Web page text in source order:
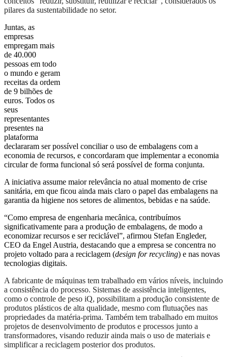
pilares da sustentabilidade no setor.
Juntas, as
empresas
empregam mais
de 40.000
pessoas em todo
o mundo e geram
receitas da ordem
de 9 bilhões de
euros. Todos os
seus
representantes
presentes na
plataforma
declararam ser possível conciliaro uso de embalagens com a
economia de recursos, e concordaram que implementar a economia
circularde forma funcional só será possível de forma conjunta.
A iniciativa assume maior relevância no atual momento de crise
sanitária, em que ficou ainda mais claro o papel das embalagens na
garantia da higiene nos setores de alimentos, bebidas e na saúde.
“Como empresa de engenharia mecânica, contribuímos
significativamente para a produção de embalagens, de modo a
economizar recursos e ser reciclável”, afirmou Stefan Engleder,
CEO da Engel Austria, destacando que a empresa se concentra no
projeto voltado para a reciclagem (design forrecycling) e nas novas
tecnologias digitais.
A fabricante de máquinas tem trabalhado em vários níveis, incluindo
a consistência do processo. Sistemas de assistência inteligentes,
como o controle de peso iQ, possibilitam a produção consistente de
produtos plásticos de alta qualidade, mesmo com flutuações nas
propriedades da matéria-prima. Também tem trabalhado em muitos
projetos de desenvolvimento de produtos e processos junto a
transformadores, visando reduzir ainda mais o uso de materiais e
simplificar a reciclagem posterior dos produtos.